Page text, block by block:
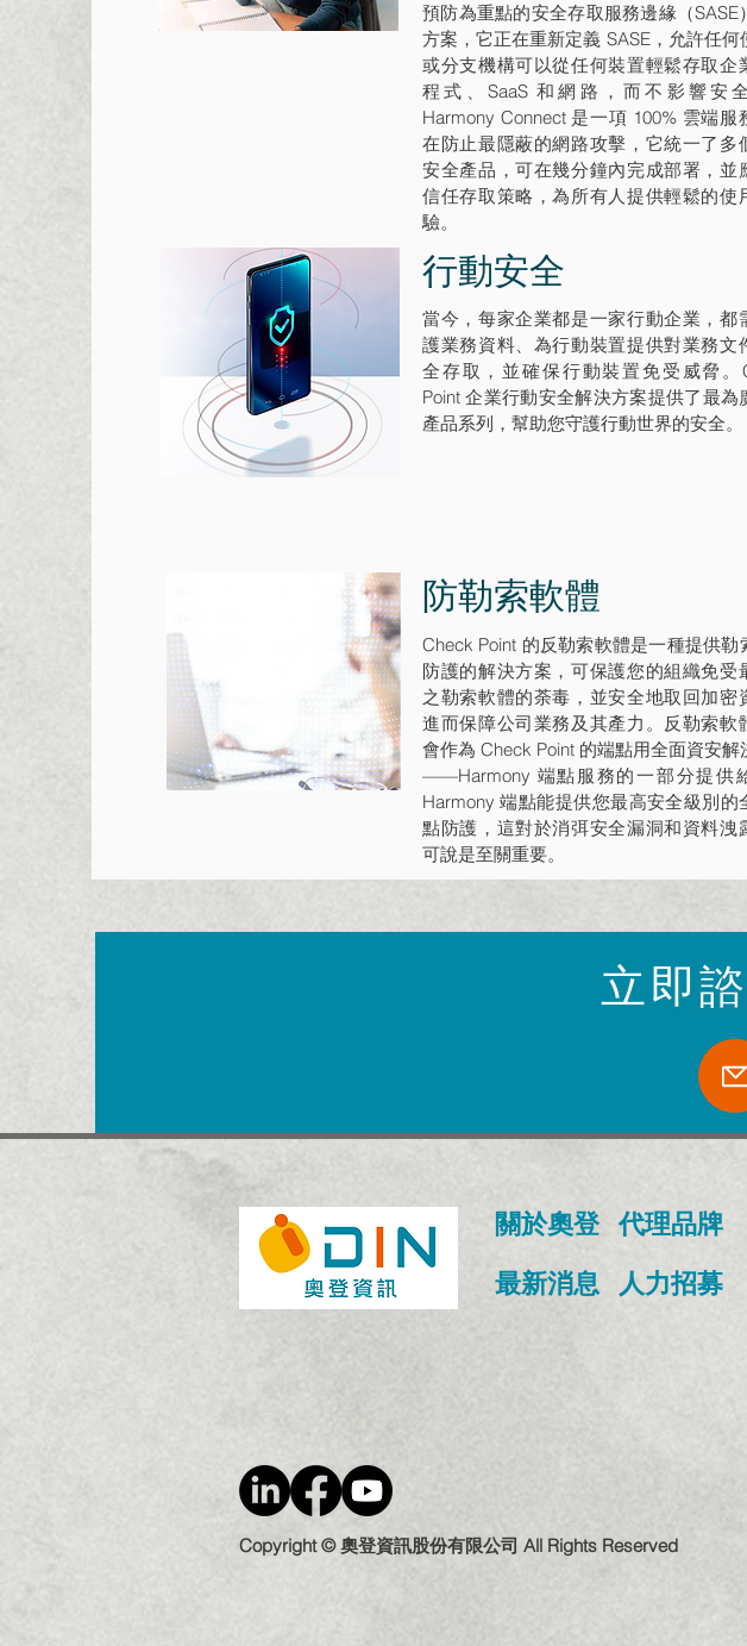
預防為重點的安全存取服務邊緣（SASE
方案，它正在重新定義 SASE，允許任何
或分支機構可以從任何裝置輕鬆存取企
程式、SaaS 和網路，而不影響安全
Harmony Connect 是一項 100% 雲端服
在防止最隱蔽的網路攻擊，它統一了多
安全產品，可在幾分鐘內完成部署，並
信任存取策略，為所有人提供輕鬆的使
驗。
行動安全
當今，每家企業都是一家行動企業，都
護業務資料、為行動裝置提供對業務文
全存取，並確保行動裝置免受威脅。
Point 企業行動安全解決方案提供了最為
產品系列，幫助您守護行動世界的安全。
防勒索軟體
Check Point 的反勒索軟體是一種提供勒
防護的解決方案，可保護您的組織免受
之勒索軟體的荼毒，並安全地取回加密
進而保障公司業務及其產力。反勒索軟
會作為 Check Point 的端點用全面資安解
——Harmony 端點服務的一部分提供
Harmony 端點能提供您最高安全級別的
點防護，這對於消弭安全漏洞和資料洩
可說是至關重要。
立即
關於奧登 ​代理品牌
​最新消息
人力招募
Copyright © 奧登資訊股份有限公司 All Rights Reserved